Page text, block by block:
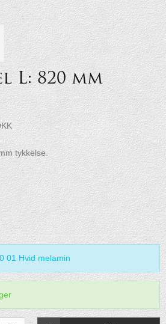
L: 820 mm
tykkelse.
01 Hvid melamin